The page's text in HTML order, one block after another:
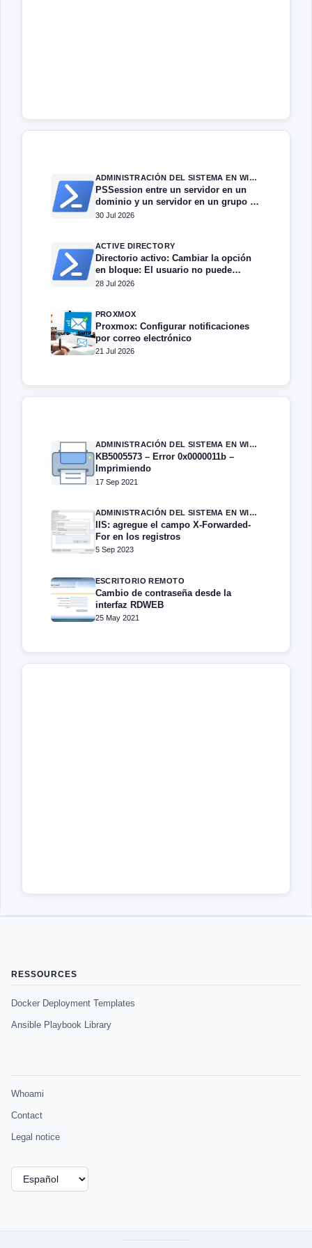
ADMINISTRACIÓN DEL SISTEMA EN WINDOWS SERVER
PSSession entre un servidor en un
dominio y un servidor en un grupo de
trabajo.
30 Jul 2026
ACTIVE DIRECTORY
Directorio activo: Cambiar la opción
en bloque: El usuario no puede
cambiar la contraseña
28 Jul 2026
PROXMOX
Proxmox: Configurar notificaciones
por correo electrónico
21 Jul 2026
ADMINISTRACIÓN DEL SISTEMA EN WINDOWS SERVER
KB5005573 – Error 0x0000011b –
Imprimiendo
17 Sep 2021
ADMINISTRACIÓN DEL SISTEMA EN WINDOWS SERVER
IIS: agregue el campo X-Forwarded-
For en los registros
5 Sep 2023
ESCRITORIO REMOTO
Cambio de contraseña desde la
interfaz RDWEB
25 May 2021
RESSOURCES
Docker Deployment Templates
Ansible Playbook Library
Whoami
Contact
Legal notice
Elegir
un